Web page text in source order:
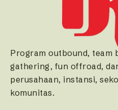
Program outbound, team
gathering, fun offroad,
perusahaan, instansi,
komunitas.